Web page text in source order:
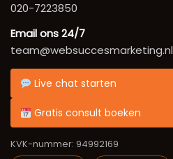
020-7223850
Email ons 24/7
team@websuccesmarketing.nl
Live chat starten
Gratis consult boeken
KVK-nummer: 94992169